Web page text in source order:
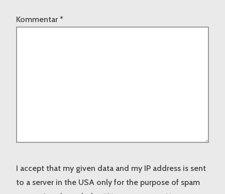
Kommentar *
I accept that my given data and my IP address is sent
to a server in the USA only for the purpose of spam